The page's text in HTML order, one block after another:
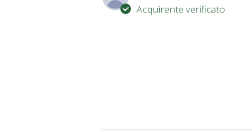
Acquirente verificato